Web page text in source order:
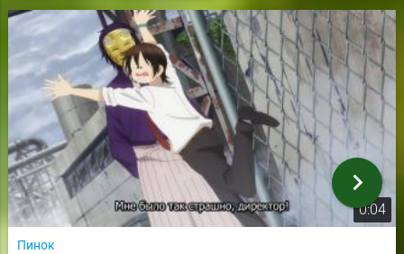
0:04
Пинок
chevron_right